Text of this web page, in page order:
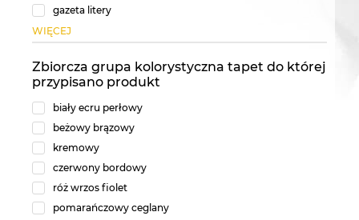
gazeta litery
WIĘCEJ
Zbiorcza grupa kolorystyczna tapet do której
przypisano produkt
biały ecru perłowy
beżowy brązowy
kremowy
czerwony bordowy
róż wrzos fiolet
pomarańczowy ceglany